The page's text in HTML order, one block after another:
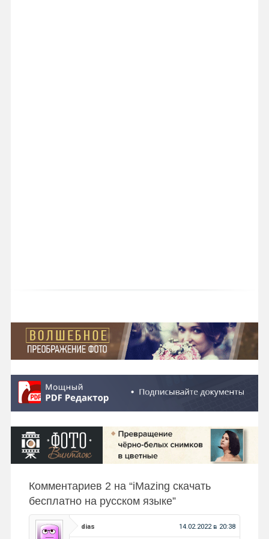
Комментариев 2 на “iMazing скачать
бесплатно на русском языке”
dias 14.02.2022 в 20:38